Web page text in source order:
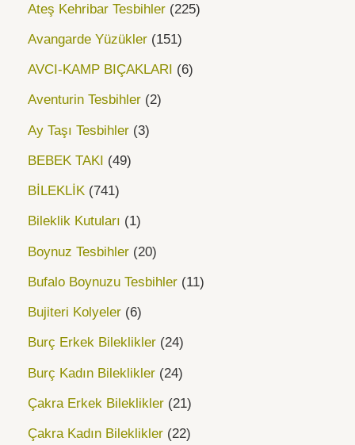
Ateş Kehribar Tesbihler 225
Avangarde Yüzükler 151
AVCI-KAMP BIÇAKLARI 6
Aventurin Tesbihler 2
Ay Taşı Tesbihler 3
BEBEK TAKI 49
BİLEKLİK 741
Bileklik Kutuları 1
Boynuz Tesbihler 20
Bufalo Boynuzu Tesbihler 11
Bujiteri Kolyeler 6
Burç Erkek Bileklikler 24
Burç Kadın Bileklikler 24
Çakra Erkek Bileklikler 21
Çakra Kadın Bileklikler 22